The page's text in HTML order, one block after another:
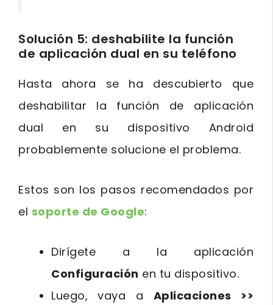
Solución 5: deshabilite la función
de aplicación dual en su teléfono
Hasta ahora se ha descubierto que
deshabilitar la función de aplicación
dual en su dispositivo Android
probablemente solucione el problema.
Estos son los pasos recomendados por
el soporte de Google:
Dirígete a la aplicación
Configuración en tu dispositivo.
Luego, vaya a Aplicaciones >>